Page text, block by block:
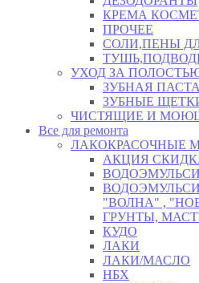
КРЕМА
ПРОЧЕЕ
СОЛИ,ПЕНЫ
УХОД ЗА
ЗУБНАЯ ПАСТА
ЗУБНЫЕ
ЧИСТЯЩИЕ И
Все для ремонта
ЛАКОКРАСОЧНЫЕ
АКЦИЯ
"ВОЛНА" ,
ГРУНТЫ,
КУДО
ЛАКИ
ЛАКИ/МАСЛО
НБХ